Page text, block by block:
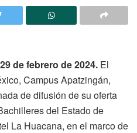
de febrero de 2024. El
Campus Apatzingán,
de difusión de su oferta
del Estado de
La Huacana, en el marco de